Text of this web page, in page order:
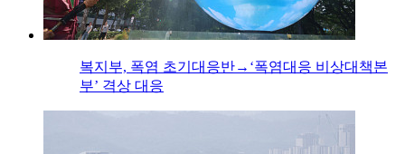
복지부, 폭염 초기대응반→‘폭염대응 비상대책본
부’ 격상 대응